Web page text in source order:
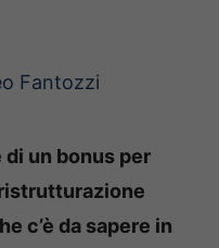
Fantozzi
un bonus per
c’è da sapere in